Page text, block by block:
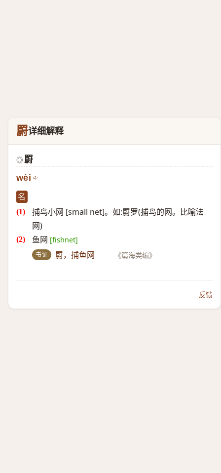
罻详细解释
◎ 罻
wèi
名
捕鸟小网 [small net]。如:罻罗(捕鸟的网。比喻法
网)
鱼网 [fishnet]
书证 罻，捕鱼网 —— 《篇海类编》
反馈